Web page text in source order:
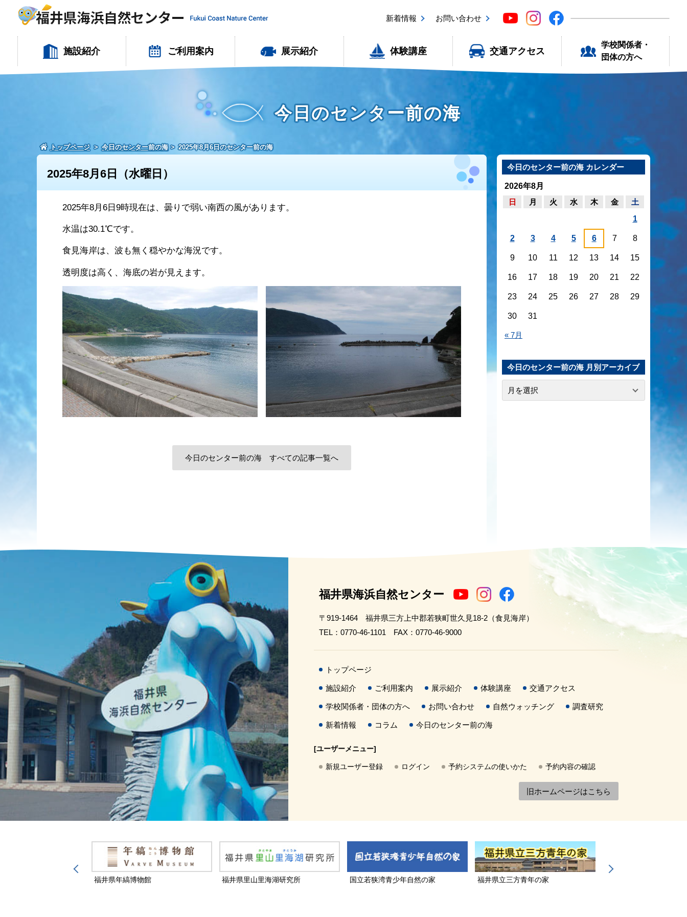
新着情報 お問い合わせ
施設紹介 ご利用案内 展示紹介 体験講座 交通アクセス
学校関係者・
団体の方へ
今日のセンター前の海
トップページ 今日のセンター前の海 2025年8月6日のセンター前の海
2025年8月6日（水曜日）
2025年8月6日9時現在は、曇りで弱い南西の風があります。
水温は30.1℃です。
食見海岸は、波も無く穏やかな海況です。
透明度は高く、海底の岩が見えます。
今日のセンター前の海 すべての記事一覧へ
今日のセンター前の海 カレンダー
2026年8月
日
月 火 水 木 金 土
« 7月
1
2 3 4 5 6 7 8
9 10 11 12 13 14 15
16 17 18 19 20 21 22
23 24 25 26 27 28 29
30 31
今日のセンター前の海 月別アーカイブ
福井県海浜自然センター
〒919-1464 福井県三方上中郡若狭町世久見18-2（食見海岸）
TEL：0770-46-1101 FAX：0770-46-9000
トップページ
施設紹介 ご利用案内 展示紹介 体験講座 交通アクセス
学校関係者・団体の方へ お問い合わせ 自然ウォッチング 調査研究
新着情報 コラム 今日のセンター前の海
[ユーザーメニュー]
新規ユーザー登録 ログイン 予約システムの使いかた 予約内容の確認
旧ホームページはこちら
福井県年縞博物館 福井県里山里海湖研究所 国立若狭湾青少年自然の家 福井県立三方青年の家